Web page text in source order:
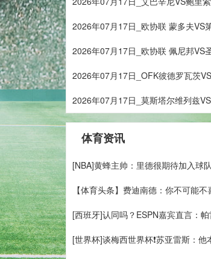
2026年07月17日_欧协联 蒙多夫VS
2026年07月17日_欧协联 佩尼邦VS
2026年07月17日_OFK彼德罗瓦茨
2026年07月17日_莫斯塔尔维列兹
体育资讯
[NBA]黄蜂主帅：里德很期待加入球
【体育头条】费迪南德：你不可能
[西班牙]认同吗？ESPN嘉宾直言：
[世界杯]谈梅西世界杯❗苏亚雷斯：